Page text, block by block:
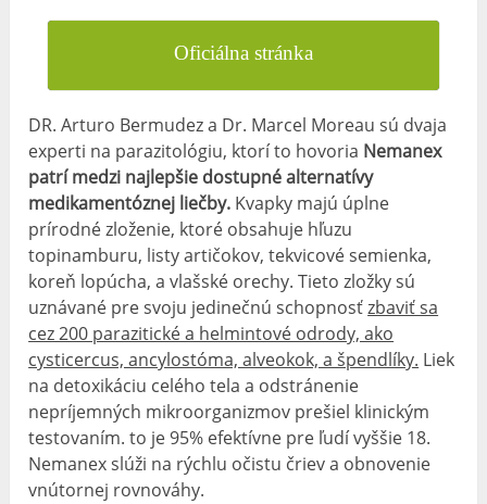
Oficiálna stránka
DR. Arturo Bermudez a Dr. Marcel Moreau sú dvaja
experti na parazitológiu, ktorí to hovoria Nemanex
patrí medzi najlepšie dostupné alternatívy
medikamentóznej liečby. Kvapky majú úplne
prírodné zloženie, ktoré obsahuje hľuzu
topinamburu, listy artičokov, tekvicové semienka,
koreň lopúcha, a vlašské orechy. Tieto zložky sú
uznávané pre svoju jedinečnú schopnosťzbaviť sa
cez 200 parazitické a helmintové odrody, ako
cysticercus, ancylostóma, alveokok, a špendlíky. Liek
na detoxikáciu celého tela a odstránenie
nepríjemných mikroorganizmov prešiel klinickým
testovaním. to je 95% efektívne pre ľudí vyššie 18.
Nemanex slúži na rýchlu očistu čriev a obnovenie
vnútornej rovnováhy.